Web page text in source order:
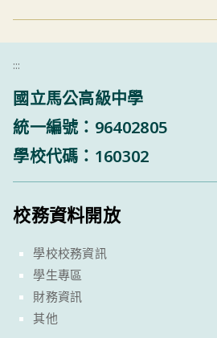
:::
國立馬公高級中學
統一編號：96402805
學校代碼：160302
校務資料開放
學校校務資訊
學生專區
財務資訊
其他